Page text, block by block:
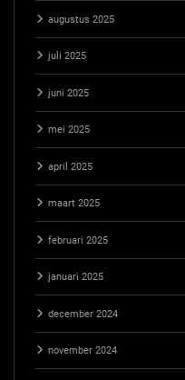
augustus 2025
juli 2025
juni 2025
mei 2025
april 2025
maart 2025
februari 2025
januari 2025
december 2024
november 2024